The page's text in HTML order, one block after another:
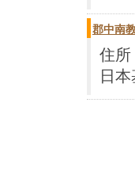
郡中南
住所
日